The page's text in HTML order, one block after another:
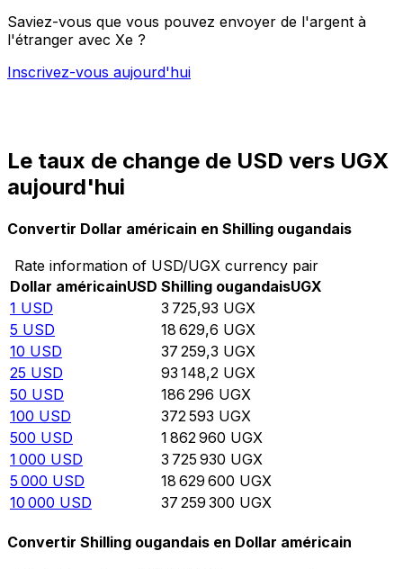
Saviez-vous que vous pouvez envoyer de l'argent à
l'étranger avec Xe ?
Inscrivez-vous aujourd'hui
Le taux de change de USD vers UGX
aujourd'hui
Convertir Dollar américain en Shilling ougandais
Rate information of USD/UGX currency pair
Dollar américainUSD Shilling ougandaisUGX
1 USD 3 725,93 UGX
5 USD 18 629,6 UGX
10 USD 37 259,3 UGX
25 USD 93 148,2 UGX
50 USD 186 296 UGX
100 USD 372 593 UGX
500 USD 1 862 960 UGX
1 000 USD 3 725 930 UGX
5 000 USD 18 629 600 UGX
10 000 USD 37 259 300 UGX
Convertir Shilling ougandais en Dollar américain